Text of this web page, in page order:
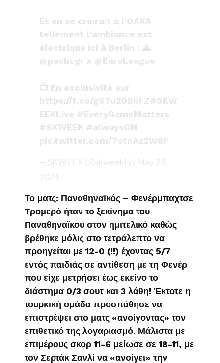
Et on se croirait à l'OAKA
tellement l'ambiance est
électrique ici à Berlin ! 🌋
@paobcgr x @EuroLeague
📺 En exclusivité sur
https://t.co/gS7u20BbFZ#SKW
EEKLive #EveryGameMatters
#SKWEEK #alwaysON
pic.twitter.com/7otnAz2W8F
— SKWEEK (@skweektv) May 24,
2024
Το ματς: Παναθηναϊκός – Φενέρμπαχτσε
Τρομερό ήταν το ξεκίνημα του
Παναθηναϊκού στον ημιτελικό καθώς
βρέθηκε μόλις στο τετράλεπτο να
προηγείται με 12-0 (!!) έχοντας 5/7
εντός παιδιάς σε αντίθεση με τη Φενέρ
που είχε μετρήσει έως εκείνο το
διάστημα 0/3 σουτ και 3 λάθη! Έκτοτε η
τουρκική ομάδα προσπάθησε να
επιστρέψει στο ματς «ανοίγοντας» τον
επιθετικό της λογαριασμό. Μάλιστα με
επιμέρους σκορ 11-6 μείωσε σε 18-11, με
τον Σερτάκ Σανλί να «ανοίγει» την